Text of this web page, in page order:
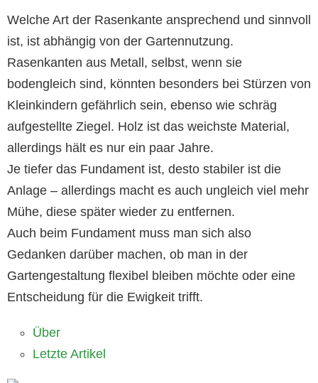
Welche Art der Rasenkante ansprechend und sinnvoll
ist, ist abhängig von der Gartennutzung.
Rasenkanten aus Metall, selbst, wenn sie
bodengleich sind, könnten besonders bei Stürzen von
Kleinkindern gefährlich sein, ebenso wie schräg
aufgestellte Ziegel. Holz ist das weichste Material,
allerdings hält es nur ein paar Jahre.
Je tiefer das Fundament ist, desto stabiler ist die
Anlage – allerdings macht es auch ungleich viel mehr
Mühe, diese später wieder zu entfernen.
Auch beim Fundament muss man sich also
Gedanken darüber machen, ob man in der
Gartengestaltung flexibel bleiben möchte oder eine
Entscheidung für die Ewigkeit trifft.
Über
Letzte Artikel